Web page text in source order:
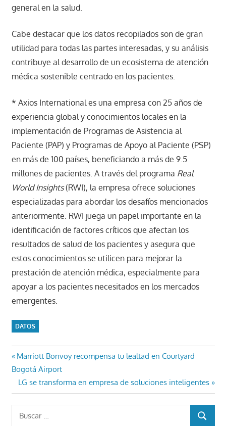
general en la salud.
Cabe destacar que los datos recopilados son de gran
utilidad para todas las partes interesadas, y su análisis
contribuye al desarrollo de un ecosistema de atención
médica sostenible centrado en los pacientes.
* Axios International es una empresa con 25 años de
experiencia global y conocimientos locales en la
implementación de Programas de Asistencia al
Paciente (PAP) y Programas de Apoyo al Paciente (PSP)
en más de 100 países, beneficiando a más de 9.5
millones de pacientes. A través del programa Real
World Insights(RWI), la empresa ofrece soluciones
especializadas para abordar los desafíos mencionados
anteriormente. RWI juega un papel importante en la
identificación de factores críticos que afectan los
resultados de salud de los pacientes y asegura que
estos conocimientos se utilicen para mejorar la
prestación de atención médica, especialmente para
apoyar a los pacientes necesitados en los mercados
emergentes.
DATOS
Navegación
de
entradas
Entrada
anterior:
Marriott Bonvoy recompensa tu lealtad en Courtyard
Bogotá Airport
Entrada
siguiente:
LG se transforma en empresa de soluciones inteligentes
Buscar:
BUSCAR